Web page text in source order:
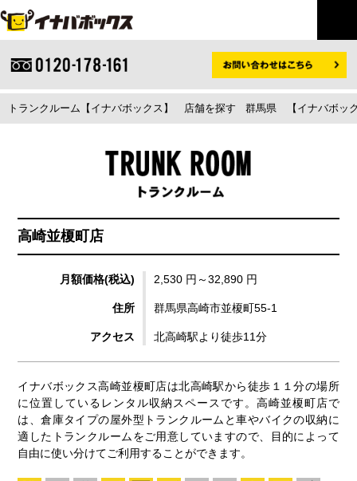
トランクルーム【イナバボックス】 店舗を探す 群馬県 【イナバボッ
高崎並榎町店
月額価格(税込) 2,530 円～32,890 円
住所 群馬県高崎市並榎町55-1
アクセス 北高崎駅より徒歩11分
イナバボックス高崎並榎町店は北高崎駅から徒歩１１分の場所
に位置しているレンタル収納スペースです。高崎並榎町店で
は、倉庫タイプの屋外型トランクルームと車やバイクの収納に
適したトランクルームをご用意していますので、目的によって
自由に使い分けてご利用することができます。